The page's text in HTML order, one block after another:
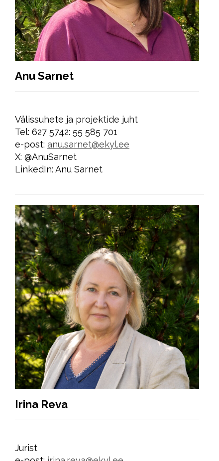
Anu Sarnet
Välissuhete ja projektide juht
Tel: 627 5742: 55 585 701
e-post: anu.sarnet@ekyl.ee
X: @AnuSarnet
LinkedIn: Anu Sarnet
Irina Reva
Jurist